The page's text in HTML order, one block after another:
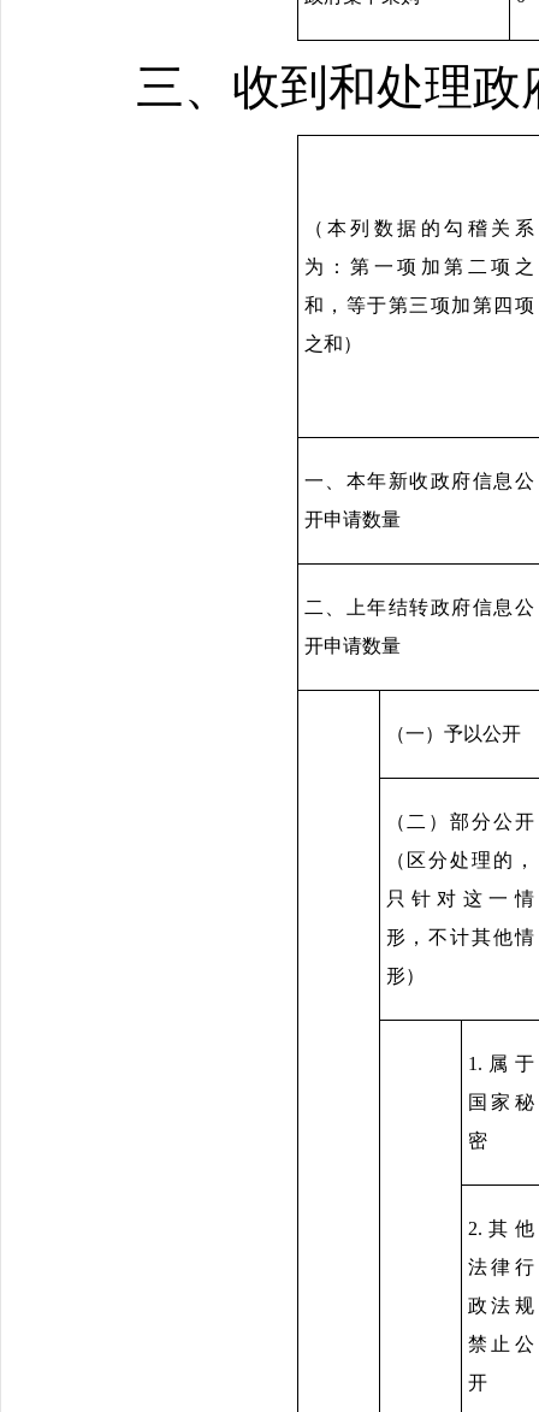
三、收到和处理
（本列数据的勾稽关系
为：第一项加第二项之
和，等于第三项加第四项
之和）
一、本年新收政府信息公
开申请数量
二、上年结转政府信息公
开申请数量
（一）予以公开
（二）部分公开
（区分处理的，
只针对这一情
形，不计其他情
形）
1.属于
国家秘
密
2.其他
法律行
政法规
禁止公
开